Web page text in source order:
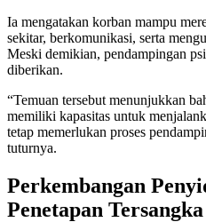
Ia mengatakan korban mampu
sekitar, berkomunikasi, serta
Meski demikian, pendampingan
diberikan.
“Temuan tersebut menunjukkan
memiliki kapasitas untuk
tetap memerlukan proses
tuturnya.
Perkembangan
Penetapan Tersangka